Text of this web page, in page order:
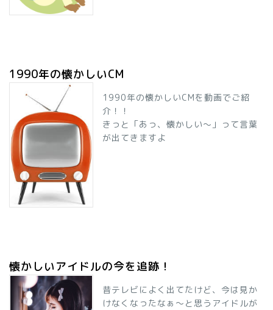
1990年の懐かしいCM
1990年の懐かしいCMを動画でご紹
介！！
きっと「あっ、懐かしい～」って言葉
が出てきますよ
懐かしいアイドルの今を追跡！
昔テレビによく出てたけど、今は見か
けなくなったなぁ～と思うアイドルが